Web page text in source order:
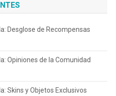
Desglose de Recompensas
Opiniones de la Comunidad
Skins y Objetos Exclusivos